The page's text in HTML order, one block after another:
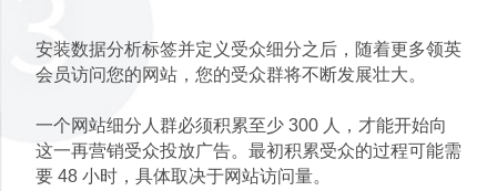
安装数据分析标签并定义受众细分之后，随着更多领英
会员访问您的网站，您的受众群将不断发展壮大。
一个网站细分人群必须积累至少 300 人，才能开始向
这一再营销受众投放广告。最初积累受众的过程可能需
要 48 小时，具体取决于网站访问量。